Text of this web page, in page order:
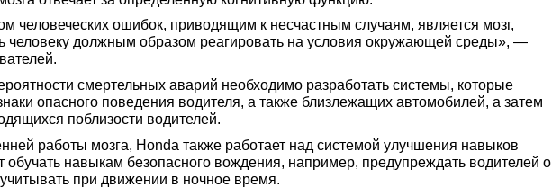
человеческих ошибок, приводящим к несчастным случаям, является мозг,
человеку должным образом реагировать на условия окружающей среды», —
смертельных аварий необходимо разработать системы, которые
опасного поведения водителя, а также близлежащих автомобилей, а затем
поблизости водителей.
работы мозга, Honda также работает над системой улучшения навыков
обучать навыкам безопасного вождения, например, предупреждать водителей о
при движении в ночное время.